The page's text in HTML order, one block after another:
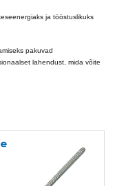
ja tööstuslikuks
pakuvad
lahendust, mida võite